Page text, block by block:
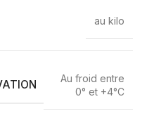
au kilo
Au froid entre
0° et +4°C